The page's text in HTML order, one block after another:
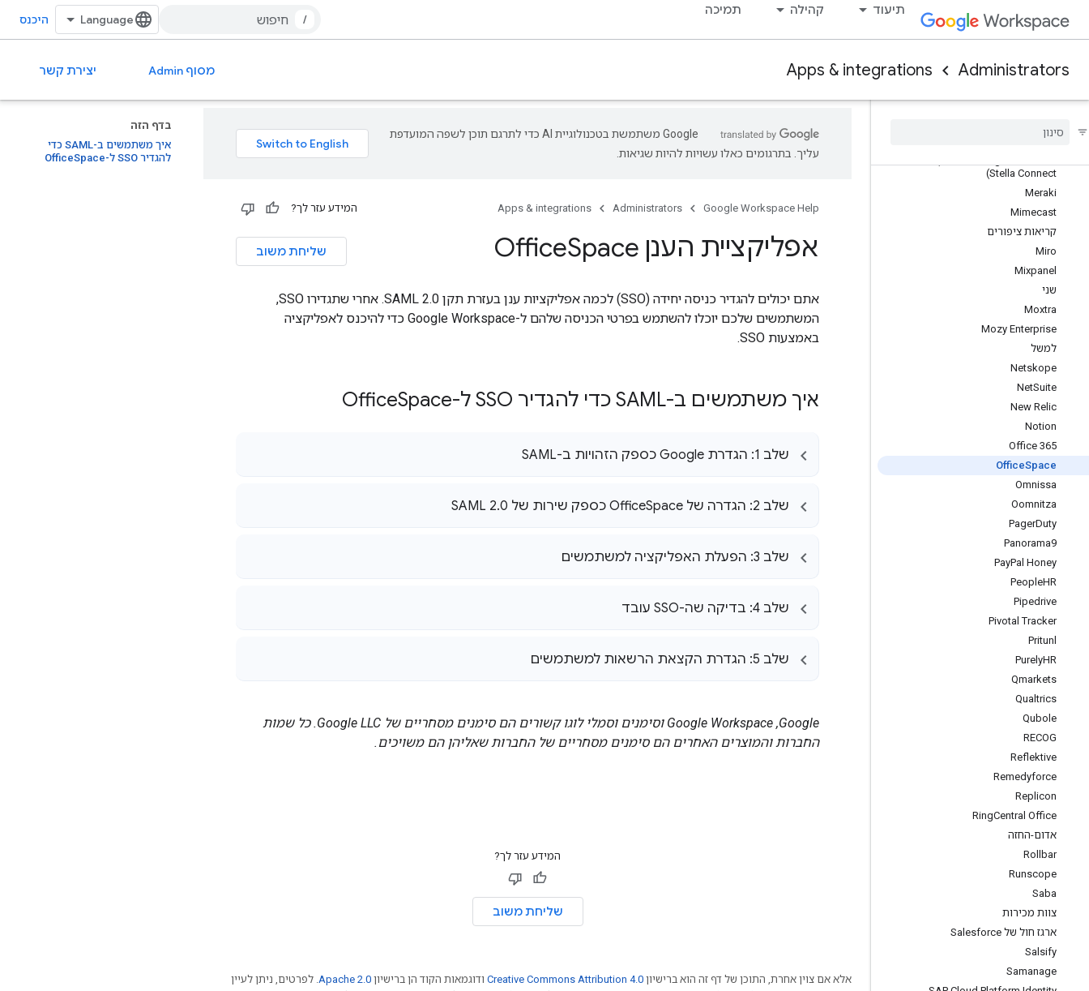
תיעוד קהילה תמיכה
/ היכנס
Administrators
Apps & integrations מסוף Admin יצירת קשר
LinkedIn Learning
LiquidFiles
Looker
LumApps
Marketo Engage
Stella Connect)
Meraki
Mimecast
קריאות ציפורים
Miro
Mixpanel
שני
Moxtra
Mozy Enterprise
למשל
Netskope
NetSuite
New Relic
Notion
Office 365
OfficeSpace
Omnissa
Oomnitza
PagerDuty
Panorama9
PayPal Honey
PeopleHR
Pipedrive
Pivotal Tracker
Pritunl
PurelyHR
Qmarkets
Qualtrics
Qubole
RECOG
Reflektive
Remedyforce
Replicon
RingCentral Office
אדום-החזה
Rollbar
Runscope
Saba
צוות מכירות
ארגז חול של Salesforce
Salsify
Samanage
בדף הזה
איך משתמשים ב-SAML כדי
להגדיר SSO ל-OfficeSpace
‫Google משתמשת בטכנולוגיית AI כדי לתרגם תוכן לשפה המועדפת
עליך. בתרגומים כאלו עשויות להיות שגיאות.
Google Workspace Help
Administrators
Apps & integrations המידע עזר לך?
שליחת משוב אפליקציית הענן Office Space
אתם יכולים להגדיר כניסה יחידה (SSO) לכמה אפליקציות ענן בעזרת תקן SAML 2.0. אחרי שתגדירו SSO,
המשתמשים שלכם יוכלו להשתמש בפרטי הכניסה שלהם ל-Google Workspace כדי להיכנס לאפליקציה
באמצעות SSO.
איך משתמשים ב-SAML כדי להגדיר SSO ל-Office Space
שלב 1: הגדרת Google כספק הזהויות ב-SAML
שלב 2: הגדרה של Office Space כספק שירות של SAML 2 .0
שלב 3: הפעלת האפליקציה למשתמשים
שלב 4: בדיקה שה-SSO עובד
שלב 5: הגדרת הקצאת הרשאות למשתמשים
Google‏, Google Workspace וסימנים וסמלי לוגו קשורים הם סימנים מסחריים של Google LLC. כל שמות
החברות והמוצרים האחרים הם סימנים מסחריים של החברות שאליהן הם משויכים.
המידע עזר לך?
שליחת משוב
אלא אם צוין אחרת, התוכן של דף זה הוא ברישיון Creative Commons Attribution 4.0 ודוגמאות הקוד הן ברישיון Apache 2.0. לפרטים, ניתן לעיין